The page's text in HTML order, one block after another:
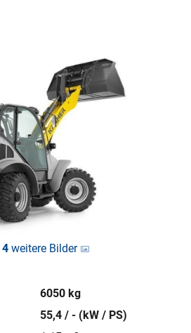
4weitere Bilder
6050 kg
55,4 / - (kW / PS)